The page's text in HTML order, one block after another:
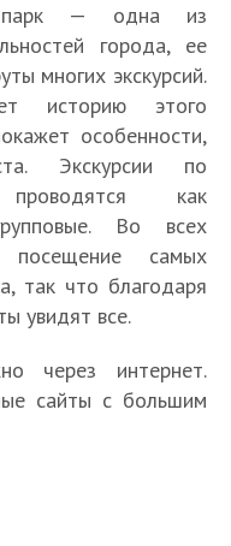
парк — одна из
города, ее
многих экскурсий.
историю этого
особенности,
Экскурсии по
как
Во всех
посещение самых
так что благодаря
увидят все.
через интернет.
сайты с большим